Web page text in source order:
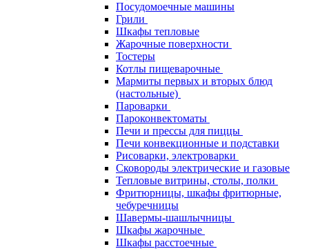
Посудомоечные машины
Грили
Шкафы тепловые
Жарочные поверхности
Тостеры
Котлы пищеварочные
Мармиты первых и вторых блюд
(настольные)
Пароварки
Пароконвектоматы
Печи и прессы для пиццы
Печи конвекционные и подставки
Рисоварки, электроварки
Сковороды электрические и газовые
Тепловые витрины, столы, полки
Фритюрницы, шкафы фритюрные,
чебуречницы
Шавермы-шашлычницы
Шкафы жарочные
Шкафы расстоечные